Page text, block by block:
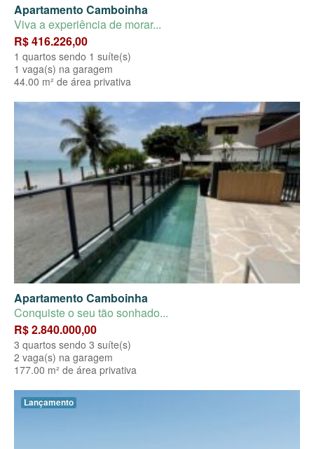
Apartamento Camboinha
Viva a experiência de morar...
R$ 416.226,00
1 quartos sendo 1 suíte(s)
1 vaga(s) na garagem
44.00 m² de área privativa
Apartamento Camboinha
Conquiste o seu tão sonhado...
R$ 2.840.000,00
3 quartos sendo 3 suíte(s)
2 vaga(s) na garagem
177.00 m² de área privativa
Lançamento